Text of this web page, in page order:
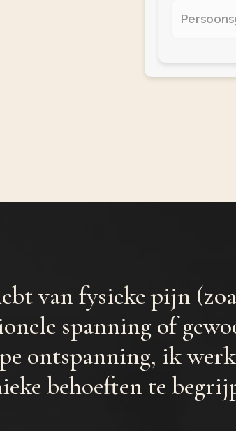
van fysieke pijn
spanning of
ontspanning, ik
behoeften te